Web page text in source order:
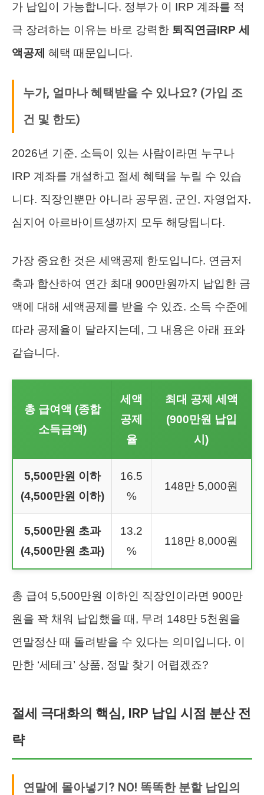
가 납입이 가능합니다. 정부가 이 IRP 계좌를 적
극 장려하는 이유는 바로 강력한 퇴직연금IRP 세
액공제 혜택 때문입니다.
누가, 얼마나 혜택받을 수 있나요? (가입 조
건 및 한도)
2026년 기준, 소득이 있는 사람이라면 누구나
IRP 계좌를 개설하고 절세 혜택을 누릴 수 있습
니다. 직장인뿐만 아니라 공무원, 군인, 자영업자,
심지어 아르바이트생까지 모두 해당됩니다.
가장 중요한 것은 세액공제 한도입니다. 연금저
축과 합산하여 연간 최대 900만원까지 납입한 금
액에 대해 세액공제를 받을 수 있죠. 소득 수준에
따라 공제율이 달라지는데, 그 내용은 아래 표와
같습니다.
총 급여액 (종합
소득금액)
세액
공제
율
최대 공제 세액
(900만원 납입
시)
5,500만원 이하
(4,500만원 이하)
16.5
%
148만 5,000원
5,500만원 초과
(4,500만원 초과)
13.2
%
118만 8,000원
총 급여 5,500만원 이하인 직장인이라면 900만
원을 꽉 채워 납입했을 때, 무려 148만 5천원을
연말정산 때 돌려받을 수 있다는 의미입니다. 이
만한 ‘세테크’ 상품, 정말 찾기 어렵겠죠?
절세 극대화의 핵심, IRP 납입 시점 분산 전
략
연말에 몰아넣기? NO! 똑똑한 분할 납입의